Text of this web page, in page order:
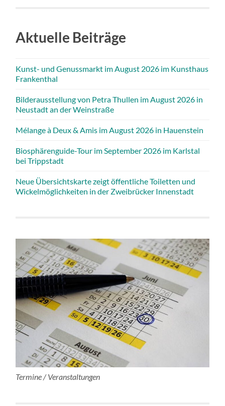
Aktuelle Beiträge
Kunst- und Genussmarkt im August 2026 im Kunsthaus
Frankenthal
Bilderausstellung von Petra Thullen im August 2026 in
Neustadt an der Weinstraße
Mélange à Deux & Amis im August 2026 in Hauenstein
Biosphärenguide-Tour im September 2026 im Karlstal
bei Trippstadt
Neue Übersichtskarte zeigt öffentliche Toiletten und
Wickelmöglichkeiten in der Zweibrücker Innenstadt
Termine / Veranstaltungen